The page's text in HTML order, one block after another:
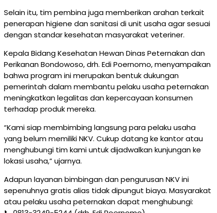
Selain itu, tim pembina juga memberikan arahan terkait
penerapan higiene dan sanitasi di unit usaha agar sesuai
dengan standar kesehatan masyarakat veteriner.
Kepala Bidang Kesehatan Hewan Dinas Peternakan dan
Perikanan Bondowoso, drh. Edi Poernomo, menyampaikan
bahwa program ini merupakan bentuk dukungan
pemerintah dalam membantu pelaku usaha peternakan
meningkatkan legalitas dan kepercayaan konsumen
terhadap produk mereka.
“Kami siap membimbing langsung para pelaku usaha
yang belum memiliki NKV. Cukup datang ke kantor atau
menghubungi tim kami untuk dijadwalkan kunjungan ke
lokasi usaha,” ujarnya.
Adapun layanan bimbingan dan pengurusan NKV ini
sepenuhnya gratis alias tidak dipungut biaya. Masyarakat
atau pelaku usaha peternakan dapat menghubungi: